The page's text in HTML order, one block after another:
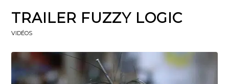
TRAILER FUZZY LOGIC
VIDÉOS